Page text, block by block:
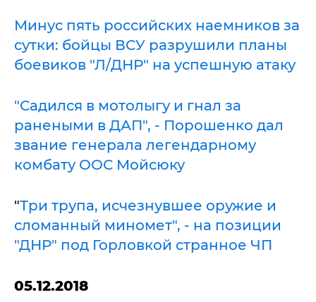
Минус пять российских наемников за
сутки: бойцы ВСУ разрушили планы
боевиков "Л/ДНР" на успешную атаку
"Садился в мотолыгу и гнал за
ранеными в ДАП", - Порошенко дал
звание генерала легендарному
комбату ООС Мойсюку
"Три трупа, исчезнувшее оружие и
сломанный миномет", - на позиции
"ДНР" под Горловкой странное ЧП
05.12.2018